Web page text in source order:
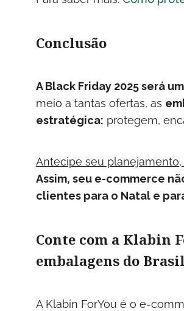
Conclusão
A Black Friday 2025 será
meio a tantas ofertas, as
estratégica: protegem,
Antecipe seu
Assim, seu e-commerce
clientes para o Natal e
Conte com a Klabin
embalagens do Brasil
A Klabin ForYou é o e-